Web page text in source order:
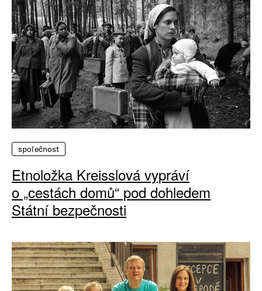
společnost
Etnoložka Kreisslová vypráví
o „cestách domů“ pod dohledem
Státní bezpečnosti